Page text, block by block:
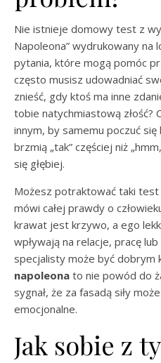
Nie istnieje domowy test z
Napoleona” wydrukowany na
pytania, które mogą pomóc
często musisz udowadniać
znieść, gdy ktoś ma inne
tobie natychmiastową złość?
innym, by samemu poczuć
brzmią „tak” częściej niż
się głębiej.
Możesz potraktować taki
mówi całej prawdy o
krawat jest krzywo, a ego
wpływają na relacje, pracę
specjalisty może być dobrym
napoleona to nie powód do
sygnał, że za fasadą siły
emocjonalne.
Jak sobie z